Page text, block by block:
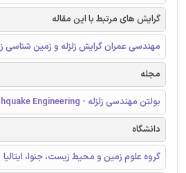
گرایش های مرتبط با این مقاله
مهندسی عمران گرایش زلزله و زمین
مجله
بولتن مهندسی زلزله - Bulletin of Earthquake Engineering
دانشگاه
گروه علوم زمین و محیط زیست، جنوا، ایتالیا